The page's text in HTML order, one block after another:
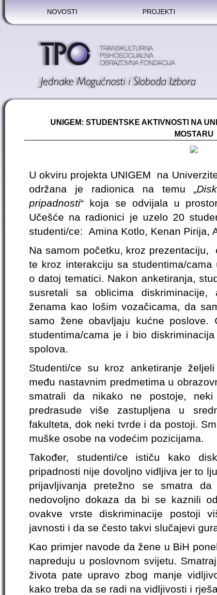
NOVOSTI PROJEKTI
UNIGEM: STUDENTSKE AKTIVNOSTI NA
MOSTARU
U okviru projekta UNIGEM na
održana je radionica na temu „
pripadnosti“ koja se odvijala u
Učešće na radionici je uzelo 20
studenti/ce: Amina Kotlo, Kenan Pirija,
Na samom početku, kroz
te kroz interakciju sa studentima/
o datoj tematici. Nakon anketiranja,
susretali sa oblicima
ženama kao lošim vozačicama, da
samo žene obavljaju kućne poslove.
studentima/cama je i bio
spolova.
Studenti/ce su kroz anketiranje
među nastavnim predmetima u
smatrali da nikako ne postoje,
predrasude više zastupljena u
fakulteta, dok neki tvrde i da postoji.
muške osobe na vodećim pozicijama.
Također, studenti/ce ističu kako
pripadnosti nije dovoljno vidljiva jer to
prijavljivanja pretežno se smatra
nedovoljno dokaza da bi se kaznili
ovakve vrste diskriminacije postoji
javnosti i da se često takvi slučajevi
Kao primjer navode da žene u BiH
napreduju u poslovnom svijetu.
života pate upravo zbog manje
kako treba da se radi na vidljivosti i